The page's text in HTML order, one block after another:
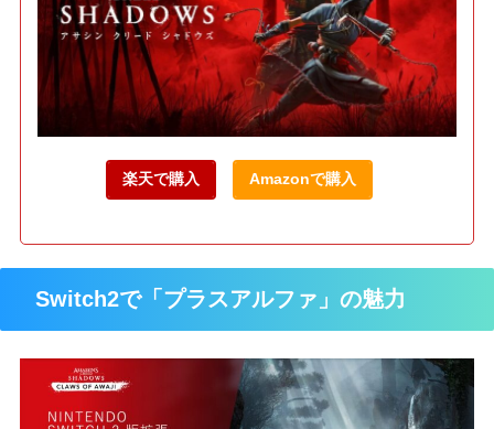
楽天で購入 Amazonで購入
Switch2で「プラスアルファ」の魅力